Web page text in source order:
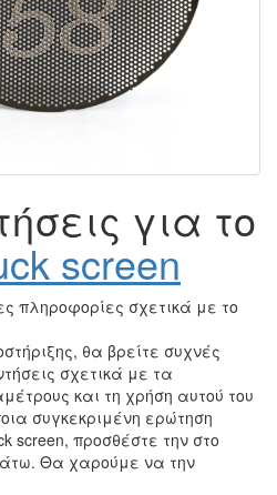
για το
screen
πληροφορίες σχετικά με το
θα βρείτε συχνές
σχετικά με τα
και τη χρήση αυτού του
συγκεκριμένη ερώτηση
screen, προσθέστε την στο
Θα χαρούμε να την